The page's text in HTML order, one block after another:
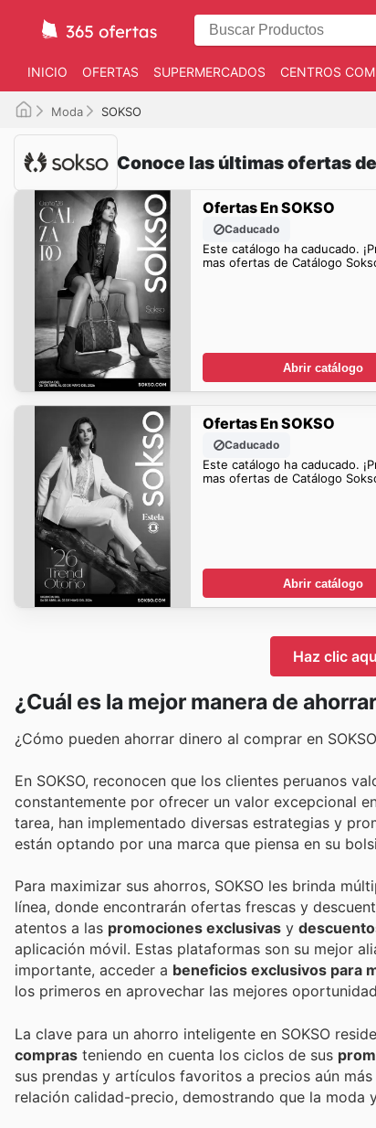
INICIO OFERTAS SUPERMERCADOS CENTROS
Moda SOKSO
Conoce las últimas ofertas de
Ofertas En SOKSO
Caducado
Este catálogo ha caducado.
mas ofertas de Catálogo
Abrir catálogo
Ofertas En SOKSO
Caducado
Este catálogo ha caducado.
mas ofertas de Catálogo
Abrir catálogo
Haz clic
¿Cuál es la mejor manera de
¿Cómo pueden ahorrar dinero al comprar en
En SOKSO, reconocen que los clientes peruanos
constantemente por ofrecer un valor excepcional
tarea, han implementado diversas estrategias y
están optando por una marca que piensa en su
Para maximizar sus ahorros, SOKSO les brinda
línea, donde encontrarán ofertas frescas y
atentos a las promociones exclusivas y
aplicación móvil. Estas plataformas son su mejor
importante, acceder a beneficios exclusivos para
los primeros en aprovechar las mejores
La clave para un ahorro inteligente en SOKSO
compras teniendo en cuenta los ciclos de sus
sus prendas y artículos favoritos a precios aún
relación calidad-precio, demostrando que la moda